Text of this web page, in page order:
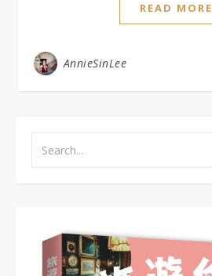
READ MORE
AnnieSinLee